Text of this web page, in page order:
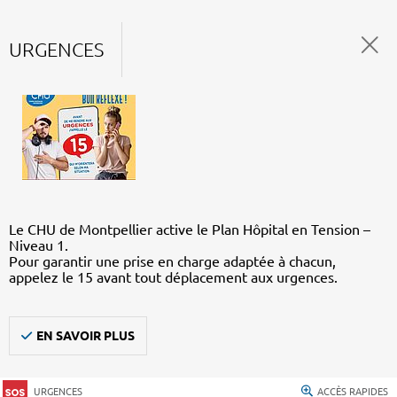
URGENCES
Le CHU de Montpellier active le Plan Hôpital en Tension –
Niveau 1.
Pour garantir une prise en charge adaptée à chacun,
appelez le 15 avant tout déplacement aux urgences.
EN SAVOIR PLUS
URGENCES ACCÈS RAPIDES